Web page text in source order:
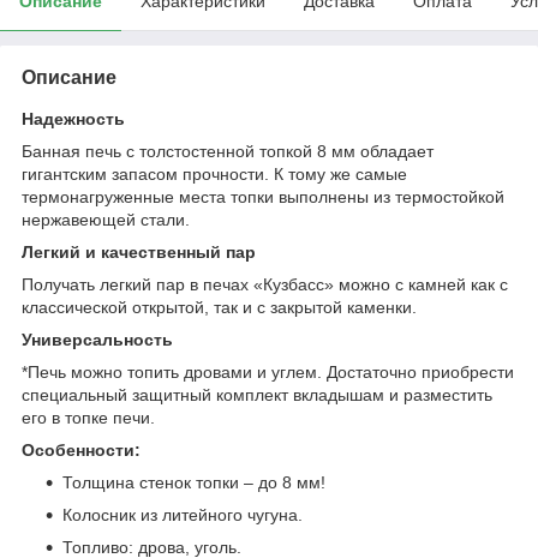
Описание
Надежность
Банная печь с толстостенной топкой 8 мм обладает
гигантским запасом прочности. К тому же самые
термонагруженные места топки выполнены из термостойкой
нержавеющей стали.
Легкий и качественный пар
Получать легкий пар в печах «Кузбасс» можно с камней как с
классической открытой, так и с закрытой каменки.
Универсальность
*Печь можно топить дровами и углем. Достаточно приобрести
специальный защитный комплект вкладышам и разместить
его в топке печи.
Особенности:
Толщина стенок топки – до 8 мм!
Колосник из литейного чугуна.
Топливо: дрова, уголь.